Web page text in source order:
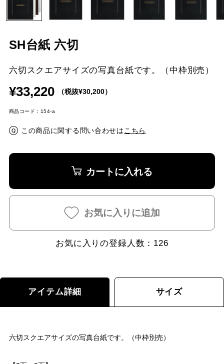
SH台紙 六切
六切スクエアサイズの写真台紙です。（中枠別売）
¥33,220 （税抜¥30,200）
商品コード：154-a
この商品に関する問い合わせはこちら
カートに入れる
お気に入りに追加
お気に入りの登録人数： 126
アイテム詳細 サイズ
六切スクエアサイズの写真台紙です。（中枠別売）